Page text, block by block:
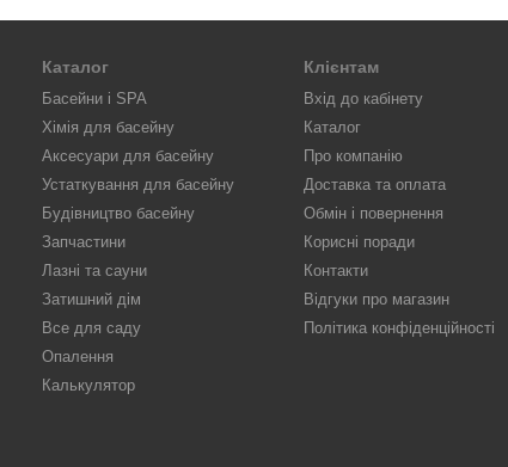
Каталог
Басейни і SPA
Хімія для басейну
Аксесуари для басейну
Устаткування для басейну
Будівництво басейну
Запчастини
Лазні та сауни
Затишний дім
Все для саду
Опалення
Калькулятор
Клієнтам
Вхід до кабінету
Каталог
Про компанію
Доставка та оплата
Обмін і повернення
Корисні поради
Контакти
Відгуки про магазин
Політика конфіденційності